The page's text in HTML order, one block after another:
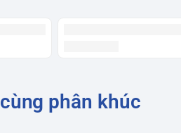
phân khúc